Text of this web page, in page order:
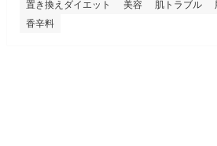
置き換えダイエット
美容 肌トラブル
香辛料